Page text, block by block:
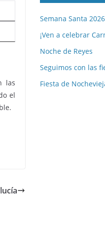
las
el
l
a
s
u
b
Semana Santa 2026
¡Ven a celebrar
Noche de Reyes
Seguimos con las
Fiesta de